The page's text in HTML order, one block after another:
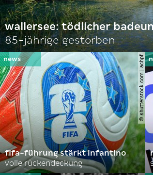
wallersee: tödlicher
85-jährige gestorben
© shutterstock.com | achpf
fifa-führung stärkt infantino
volle rückendeckung